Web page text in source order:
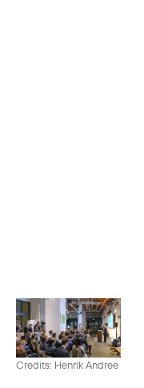
Credits: Henrik Andree